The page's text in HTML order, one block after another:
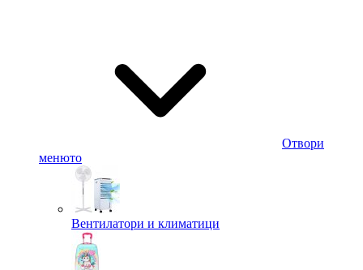
Отвори
менюто
Вентилатори и климатици